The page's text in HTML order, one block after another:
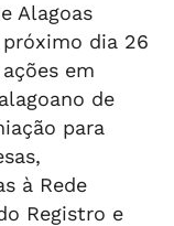
Alagoas
dia 26
em
de
para
à Rede
Registro e